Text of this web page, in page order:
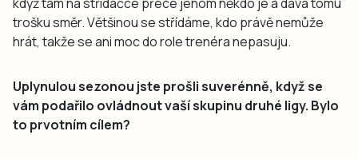
trošku směr. Většinou se střídáme, kdo právě nemůže
hrát, takže se ani moc do role trenéra nepasuju.
Uplynulou sezonou jste prošli suverénně, když se
vám podařilo ovládnout vaší skupinu druhé ligy. Bylo
to prvotním cílem?